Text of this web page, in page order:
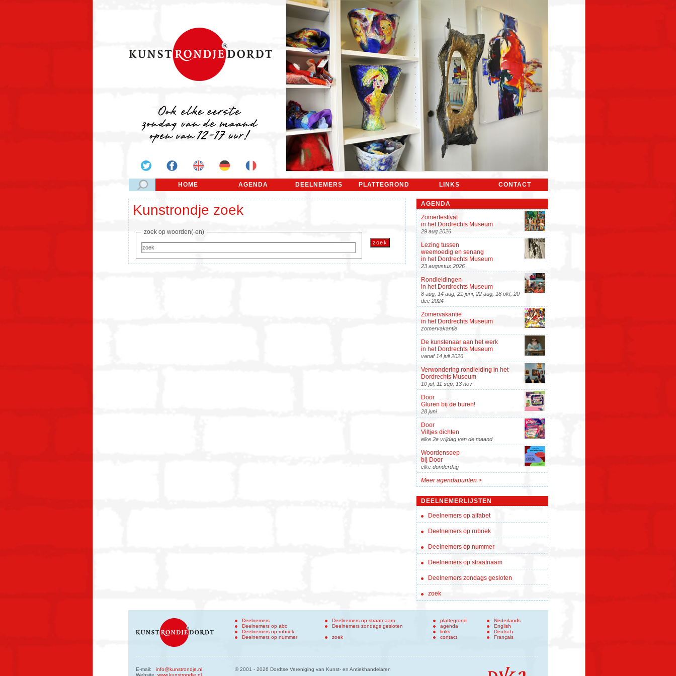
HOME AGENDA DEELNEMERS PLATTEGROND LINKS CONTACT
Kunstrondje zoek
zoek op woorden(-en)
AGENDA
Zomerfestival
in het Dordrechts Museum
29 aug 2026
Lezing tussen
weemoedig en senang
in het Dordrechts Museum
23 augustus 2026
Rondleidingen
in het Dordrechts Museum
8 aug, 14 aug, 21 juni, 22 aug, 18 okt, 20
dec 2024
Zomervakantie
in het Dordrechts Museum
zomervakantie
De kunstenaar aan het werk
in het Dordrechts Museum
vanaf 14 juli 2026
Verwondering rondleiding in het
Dordrechts Museum
10 jul, 11 sep, 13 nov
Door
Gluren bij de buren!
28 juni
Door
Viltjes dichten
elke 2e vrijdag van de maand
Woordensoep
bij Door
elke donderdag
Meer agendapunten >
DEELNEMERLIJSTEN
Deelnemers op alfabet
Deelnemers op rubriek
Deelnemers op nummer
Deelnemers op straatnaam
Deelnemers zondags gesloten
zoek
Deelnemers
Deelnemers op abc
Deelnemers op rubriek
Deelnemers op nummer
Deelnemers op straatnaam
Deelnemers zondags gesloten
zoek
plattegrond
agenda
links
contact
Nederlands
English
Deutsch
Français
E-mail: info@kunstrondje.nl
Website: www.kunstrondje.nl
© 2001 - 2026 Dordtse Vereniging van Kunst- en Antiekhandelaren